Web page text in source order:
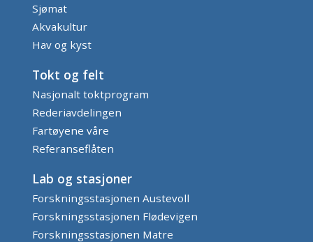
Sjømat
Akvakultur
Hav og kyst
Tokt og felt
Nasjonalt toktprogram
Rederiavdelingen
Fartøyene våre
Referanseflåten
Lab og stasjoner
Forskningsstasjonen Austevoll
Forskningsstasjonen Flødevigen
Forskningsstasjonen Matre